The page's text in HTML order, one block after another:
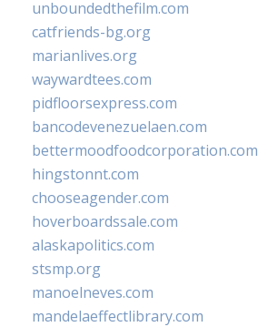
unboundedthefilm.com
catfriends-bg.org
marianlives.org
waywardtees.com
pidfloorsexpress.com
bancodevenezuelaen.com
bettermoodfoodcorporation.com
hingstonnt.com
chooseagender.com
hoverboardssale.com
alaskapolitics.com
stsmp.org
manoelneves.com
mandelaeffectlibrary.com